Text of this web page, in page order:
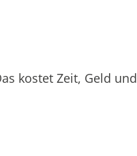
kostet Zeit, Geld und